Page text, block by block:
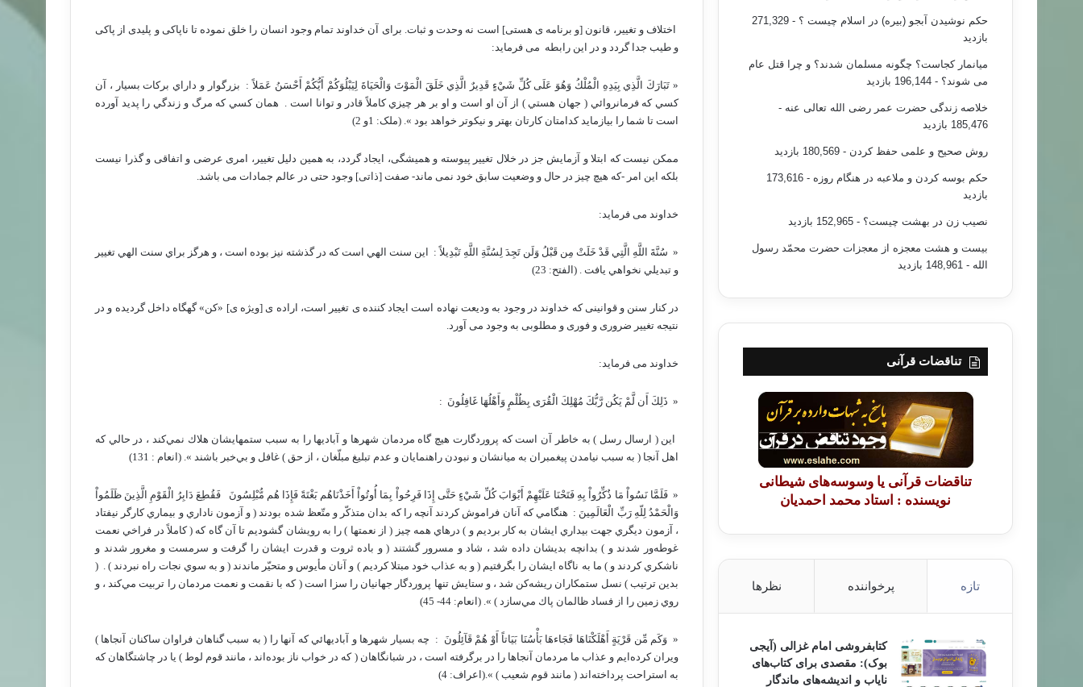
اختلاف و تغییر، قانون [و برنامه ی هستی] است نه وحدت و ثبات. برای آن خداوند تمام وجود انسان را خلق نموده تا ناپاکی و پلیدی از پاکی
و طیب جدا گردد و در این رابطه می فرماید:
« تَبَارَكَ الَّذِي بِيَدِهِ الْمُلْكُ وَهُوَ عَلَى كُلِّ شَيْءٍ قَدِيرٌ الَّذِي خَلَقَ الْمَوْتَ وَالْحَيَاةَ لِيَبْلُوَكُمْ أَيُّكُمْ أَحْسَنُ عَمَلاً : ‏ بزرگوار و داراي بركات بسيار ، آن
كسي كه فرمانروائي ( جهان هستي ) از آن او است و او بر هر چيزي كاملاً قادر و توانا است . ‏ همان كسي كه مرگ و زندگي را پديد آورده
است تا شما را بيازمايد كدامتان كارتان بهتر و نيكوتر خواهد بود ». (ملک: 1و 2)
ممکن نیست که ابتلا و آزمایش جز در خلال تغییر پیوسته و همیشگی، ایجاد گردد، به همین دلیل تغییر، امری عرضی و اتفاقی و گذرا نیست
بلکه این امر -که هیچ چیز در حال و وضعیت سابق خود نمی ماند- صفت [ذاتی] وجود حتی در عالم جمادات می باشد.
خداوند می فرماید:
« ‏ سُنَّةَ اللَّهِ الَّتِي قَدْ خَلَتْ مِن قَبْلُ وَلَن تَجِدَ لِسُنَّةِ اللَّهِ تَبْدِيلاً ‏: ‏ اين سنت الهي است كه در گذشته نيز بوده است ، و هرگز براي سنت الهي تغيير
و تبديلي نخواهي يافت . ‏(الفتح: 23)
در کنار سنن و قوانینی که خداوند در وجود به ودیعت نهاده است ایجاد کننده ی تغییر است، اراده ی [ویژه ی] «کن» گهگاه داخل گردیده و در
نتیجه تغییر ضروری و فوری و مطلوبی به وجود می آورد.
خداوند می فرماید:
« ‏ ذَلِكَ أَن لَّمْ يَكُن رَّبُّكَ مُهْلِكَ الْقُرَى بِظُلْمٍ وَأَهْلُهَا غَافِلُونَ ‏ :
‏ اين ( ارسال رسل ) به خاطر آن است كه پروردگارت هيچ گاه مردمان شهرها و آباديها را به سبب ستمهايشان هلاك نمي‌كند ، در حالي كه
اهل آنجا ( به سبب نيامدن پيغمبران به ميانشان و نبودن راهنمايان و عدم تبليغ مبلّغان ، از حق ) غافل و بي‌خبر باشند ». (انعام : 131)
« ‏ فَلَمَّا نَسُواْ مَا ذُكِّرُواْ بِهِ فَتَحْنَا عَلَيْهِمْ أَبْوَابَ كُلِّ شَيْءٍ حَتَّى إِذَا فَرِحُواْ بِمَا أُوتُواْ أَخَذْنَاهُم بَغْتَةً فَإِذَا هُم مُّبْلِسُونَ ‏ ‏ فَقُطِعَ دَابِرُ الْقَوْمِ الَّذِينَ ظَلَمُواْ
وَالْحَمْدُ لِلّهِ رَبِّ الْعَالَمِينَ ‏: ‏ هنگامي كه آنان فراموش كردند آنچه را كه بدان متذكّر و متّعظ شده بودند ( و آزمون ناداري و بيماري كارگر نيفتاد
، آزمون ديگري جهت بيداري ايشان به كار برديم و ) درهاي همه چيز ( از نعمتها ) را به رويشان گشوديم تا آن گاه كه ( كاملاً در فراخي نعمت
غوطه‌ور شدند و ) بدانچه بديشان داده شد ، شاد و مسرور گشتند ( و باده ثروت و قدرت ايشان را گرفت و سرمست و مغرور شدند و
ناشكري كردند و ) ما به ناگاه ايشان را بگرفتيم ( و به عذاب خود مبتلا كرديم ) و آنان مأيوس و متحيّر ماندند ( و به سوي نجات راه نبردند ) . ‏‏ (
بدين ترتيب ) نسل ستمكاران ريشه‌كن شد ، و ستايش تنها پروردگار جهانيان را سزا است ( كه با نقمت و نعمت مردمان را تربيت مي‌كند ، و
روي زمين را از فساد ظالمان پاك مي‌سازد ) ». (انعام: 44- 45)
« ‏ وَكَم مِّن قَرْيَةٍ أَهْلَكْنَاهَا فَجَاءهَا بَأْسُنَا بَيَاتاً أَوْ هُمْ قَآئِلُونَ ‏ : ‏ چه بسيار شهرها و آباديهائي كه آنها را ( به سبب گناهان فراوان ساكنان آنجاها )
ويران كرده‌ايم و عذاب ما مردمان آنجاها را در برگرفته است ، در شبانگاهان ( كه در خواب ناز بوده‌اند ، مانند قوم لوط ) يا در چاشتگاهان كه
به استراحت پرداخته‌اند ( مانند قوم شعيب ) ».(اعراف: 4)
حکم نوشیدن آبجو (بیره) در اسلام چیست ؟
- 271,329
بازدید
میانمار کجاست؟ چگونه مسلمان شدند؟ و چرا قتل عام
می شوند؟ - 196,144 بازدید
خلاصه زندگی حضرت عمر رضی الله تعالی عنه -
185,476 بازدید
روش صحیح و علمی حفظ کردن - 180,569 بازدید
حکم بوسه کردن و ملاعبه در هنگام روزه
- 173,616
بازدید
نصیب زن در بهشت چیست؟ - 152,965 بازدید
بیست و هشت معجزه از معجزات حضرت محمّد رسول
الله - 148,961 بازدید
تناقضات قرآنی
تناقضات قرآنی یا وسوسه‌های شیطانی
نویسنده : استاد محمد احمدیان
تازه پرخواننده نظرها
کتابفروشی امام غزالی (آیجی
بوک): مقصدی برای کتاب‌های
نایاب و اندیشه‌های ماندگار